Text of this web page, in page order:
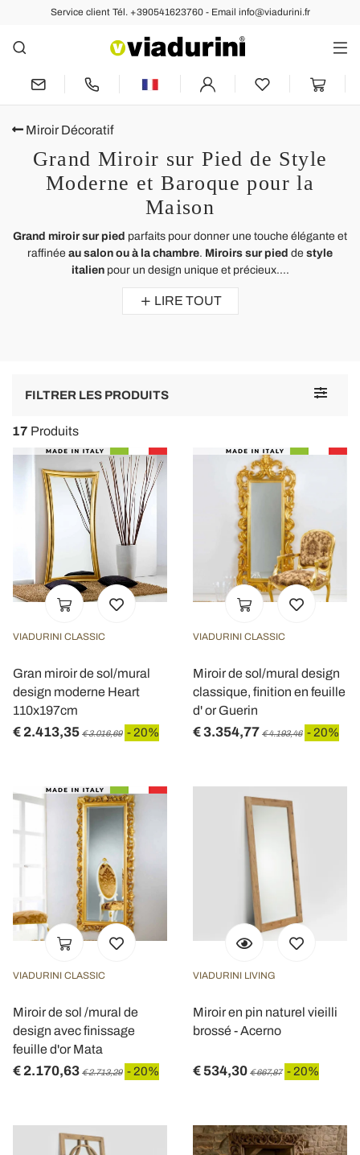
Service client Tél. +390541623760 - Email info@viadurini.fr
Miroir Décoratif
Grand Miroir sur Pied de Style
Moderne et Baroque pour la
Maison
Grand miroir sur pied parfaits pour donner une touche élégante et
raffinée au salon ou à la chambre. Miroirs sur pied de style
italienpour un design unique et précieux....
LIRE TOUT
Toggle
FILTRER LES PRODUITS
17 Produits
VIADURINI CLASSIC
Gran miroir de sol/mural
design moderne Heart
110x197cm
€ 2.413,35 € 3.016,69 - 20%
VIADURINI CLASSIC
Miroir de sol/mural design
classique, finition en feuille
d' or Guerin
€ 3.354,77 € 4.193,46 - 20%
VIADURINI CLASSIC
Miroir de sol /mural de
design avec finissage
feuille d'or Mata
€ 2.170,63 € 2.713,29 - 20%
VIADURINI LIVING
Miroir en pin naturel vieilli
brossé - Acerno
€ 534,30 € 667,87 - 20%